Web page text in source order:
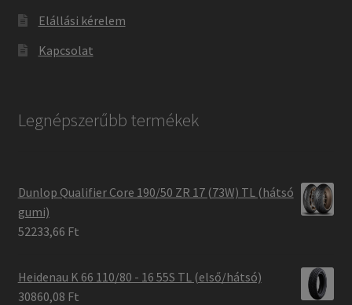
Elállási kérelem
Kapcsolat
Legnépszerűbb termékek
Dunlop Qualifier Core 190/50 ZR 17 (73W) TL (hátsó
gumi)
52233,66 Ft
Heidenau K 66 110/80 - 16 55S TL (első/hátsó)
30860,08 Ft